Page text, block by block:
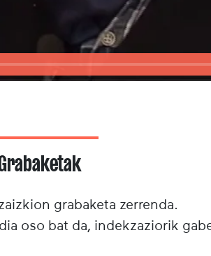
grabaketa zerrenda.
oso bat da, indekzaziorik